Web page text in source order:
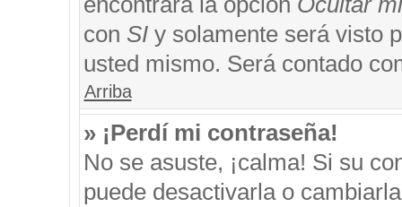
con SIy solamente será visto
usted mismo. Será contado
Arriba
» ¡Perdí mi contraseña!
No se asuste, ¡calma! Si su
puede desactivarla o